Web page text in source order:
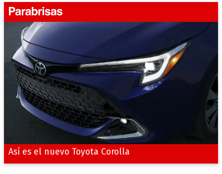
Así es el nuevo Toyota Corolla